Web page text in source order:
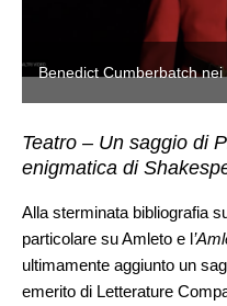
Benedict Cumberbatch
Teatro – Un saggio di
enigmatica di
Alla sterminata bibliografia
particolare su Amleto e l’
ultimamente aggiunto un
emerito di Letterature